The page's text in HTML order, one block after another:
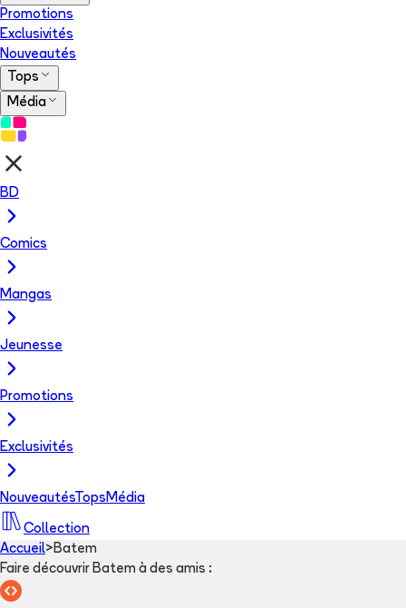
Promotions
Exclusivités
Nouveautés
Tops
Média
BD
Comics
Mangas
Jeunesse
Promotions
Exclusivités
NouveautésTops Média
Collection
Accueil> Batem
Faire découvrir Batem à des amis :